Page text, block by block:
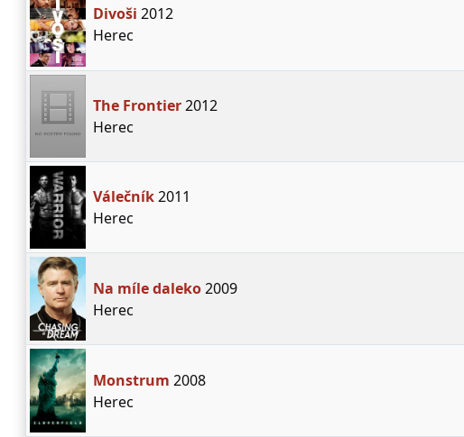
Divoši 2012
Herec
The Frontier2012
Herec
Válečník2011
Herec
Na míle daleko2009
Herec
Monstrum 2008
Herec